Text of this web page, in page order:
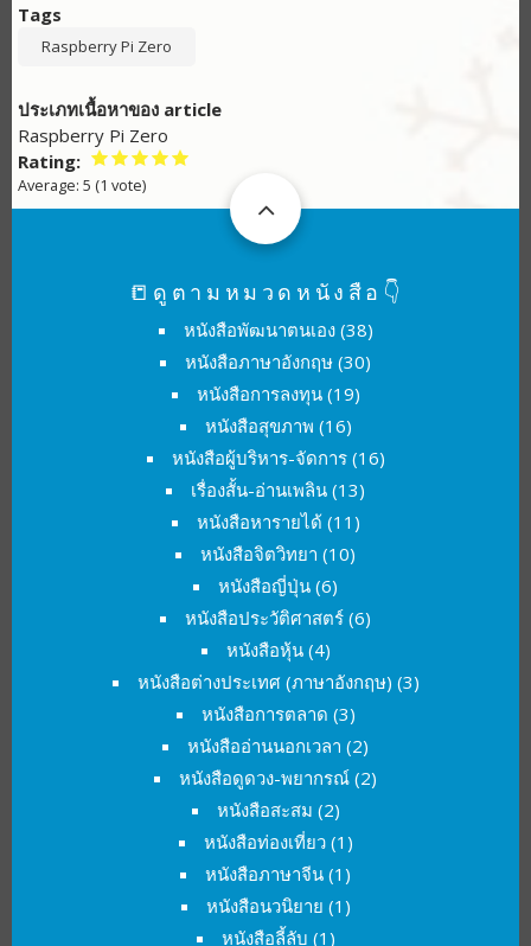
Tags
Raspberry Pi Zero
ประเภทเนื้อหาของ article
Raspberry Pi Zero
Rating
Average: 5 (1 vote)
📒ดูตามหมวดหนังสือ👇
หนังสือพัฒนาตนเอง(38)
หนังสือภาษาอังกฤษ (30)
หนังสือการลงทุน(19)
หนังสือสุขภาพ (16)
หนังสือผู้บริหาร-จัดการ(16)
เรื่องสั้น-อ่านเพลิน (13)
หนังสือหารายได้(11)
หนังสือจิตวิทยา (10)
หนังสือญี่ปุ่น (6)
หนังสือประวัติศาสตร์ (6)
หนังสือหุ้น(4)
หนังสือต่างประเทศ (ภาษาอังกฤษ) (3)
หนังสือการตลาด (3)
หนังสืออ่านนอกเวลา (2)
หนังสือดูดวง-พยากรณ์ (2)
หนังสือสะสม (2)
หนังสือท่องเที่ยว(1)
หนังสือภาษาจีน (1)
หนังสือนวนิยาย (1)
หนังสือลี้ลับ (1)